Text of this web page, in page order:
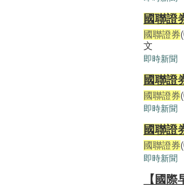
國聯證
國聯證券
文
即時新聞
國聯證
國聯證券
即時新聞
國聯證
國聯證券
即時新聞
【國